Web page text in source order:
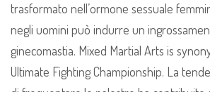
trasformato nell’ormone sessuale
negli uomini può indurre un
ginecomastia. Mixed Martial Arts is
Ultimate Fighting Championship. La